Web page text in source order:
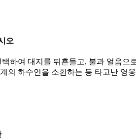
오
하여 대지를 뒤흔들고, 불과 얼음으
의 하수인을 소환하는 등 타고난 영웅